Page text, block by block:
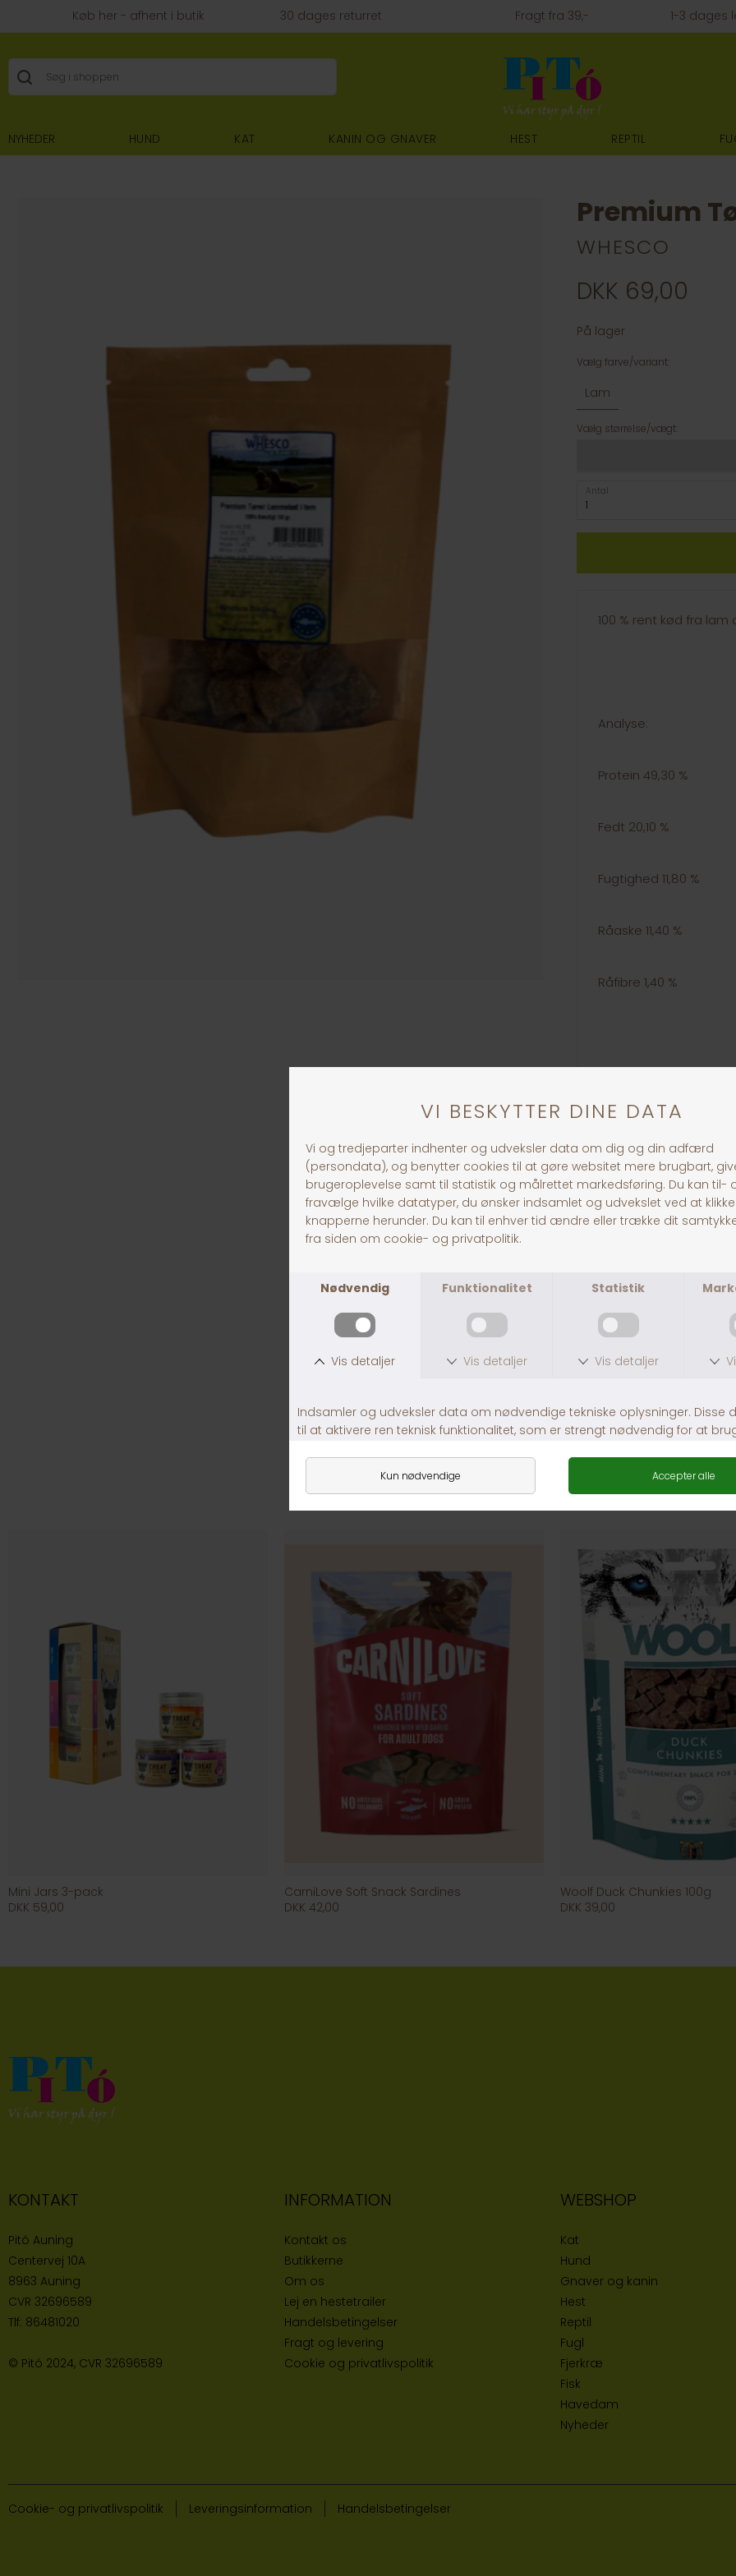
Køb her - afhent i butik 30 dages returret Fragt fra 39,- 1-3 dages
NYHEDER HUND KAT KANIN OG GNAVER HEST REPTIL
Premium
WHESCO
DKK 69,00
På lager
Vælg farve/variant:
Lam
Vælg størrelse/vægt:
Antal
100 % rent kød fra
Analyse:
Protein 49,30 %
Fedt 20,10 %
Fugtighed 11,80 %
Råaske 11,40 %
Råfibre 1,40 %
Whesco Nature, er
Whesco Nature
producenter i EU.
Whesco Nature er
Fragt fra 39,-
1-3 dages levering
ANDRE KØBTE OGSÅ
Mini Jars 3-pack
DKK 59,00
CarniLove Soft Snack Sardines
DKK 42,00
Woolf Duck Chunkies 100g
DKK 39,00
KONTAKT
Pitó Auning
Centervej 10A
8963 Auning
CVR 32696589
Tlf: 86481020
© Pitó 2024, CVR 32696589
INFORMATION
Kontakt os
Butikkerne
Om os
Lej en hestetrailer
Handelsbetingelser
Fragt og levering
Cookie og privatlivspolitik
WEBSHOP
Kat
Hund
Gnaver og kanin
Hest
Reptil
Fugl
Fjerkræ
Fisk
Havedam
Nyheder
Cookie- og privatlivspolitik Leveringsinformation Handelsbetingelser